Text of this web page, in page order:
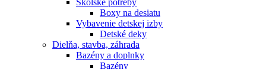
Školské potreby
Boxy na desiatu
Vybavenie detskej izby
Detské deky
Dielňa, stavba, záhrada
Bazény a doplnky
Bazény